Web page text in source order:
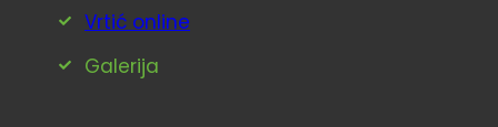
Vrtić online
Galerija